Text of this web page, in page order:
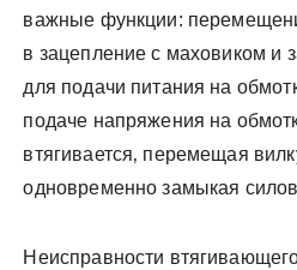
важные функции:
в зацепление с маховиком и
для подачи питания на
подаче напряжения на
втягивается‚ перемещая
одновременно замыкая
Неисправности